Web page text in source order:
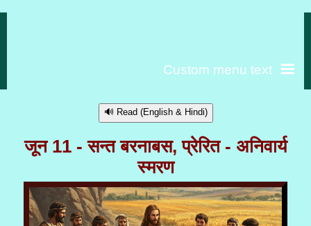
Custom menu text
🔊 Read (English & Hindi)
जून 11 - सन्त बरनाबस, प्रेरित - अनिवार्य
स्मरण